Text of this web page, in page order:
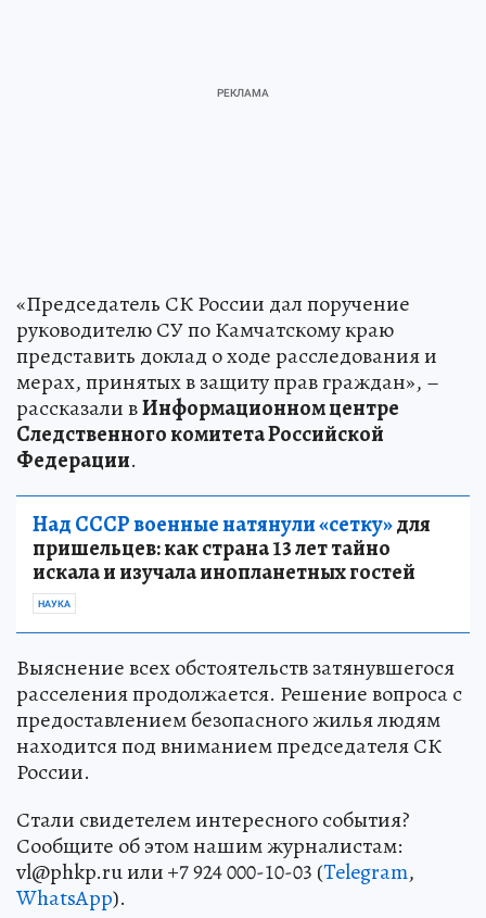
«Председатель СК России дал поручение
руководителю СУ по Камчатскому краю
представить доклад о ходе расследования и
мерах, принятых в защиту прав граждан», –
рассказали вИнформационном центре
Следственного комитета Российской
Федерации.
Над СССР военные натянули «сетку»для
пришельцев: как страна 13 лет тайно
искала и изучала инопланетных гостей
НАУКА
Выяснение всех обстоятельств затянувшегося
расселения продолжается. Решение вопроса с
предоставлением безопасного жилья людям
находится под вниманием председателя СК
России.
Стали свидетелем интересного события?
Сообщите об этом нашим журналистам:
vl@phkp.ru или +7 924 000-10-03 (Telegram,
WhatsApp).